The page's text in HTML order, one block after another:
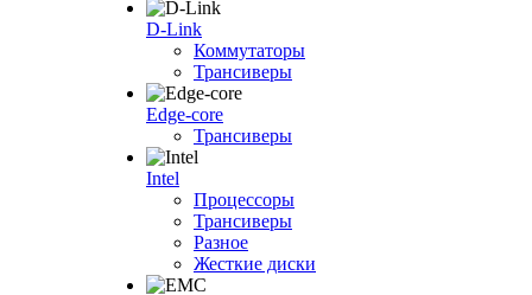
D-Link
Коммутаторы
Трансиверы
Edge-core
Трансиверы
Intel
Процессоры
Трансиверы
Разное
Жесткие диски